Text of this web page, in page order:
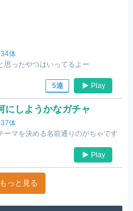
34体
思ったやつはいってるよー
5連 Play
にしようかなガチャ
37体
ーマを決める名前通りのがちゃです
Play
っと見る